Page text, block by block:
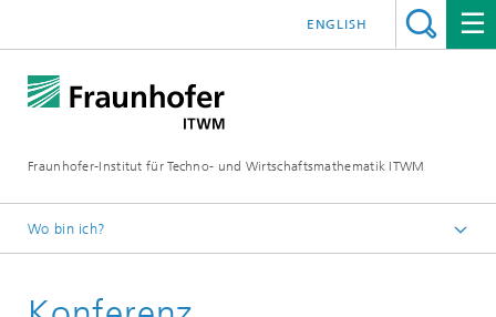
Fraunhofer-Institut für Techno- und Wirtschaftsmathematik ITWM
ENGLISH
Wo bin ich?
Messen|Veranstaltungen